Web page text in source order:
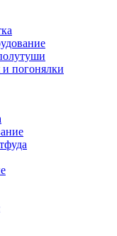
и погонялки